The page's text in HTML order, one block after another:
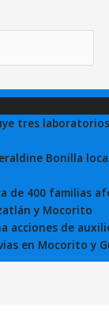
tres
Bonilla
de 400 familias
y Mocorito
acciones de
en Mocorito y